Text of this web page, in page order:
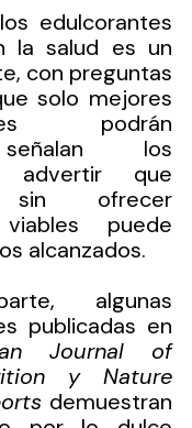
edulcorantes
la salud es un
con preguntas
solo mejores
podrán
señalan  los
advertir que
sin ofrecer
puede
alcanzados.
algunas
Journal of
y Nature
demuestran